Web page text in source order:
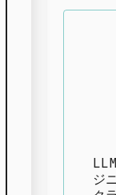
ジ